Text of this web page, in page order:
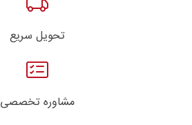
تحویل سریع
مشاوره تخصصی